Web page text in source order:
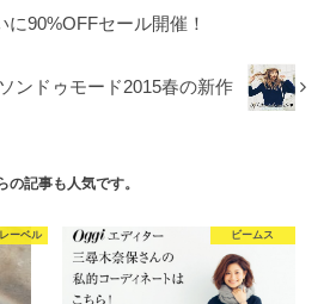
に90%OFFセール開催！
ンドゥモード2015春の新作
の記事も人気です。
ーベル ビームス